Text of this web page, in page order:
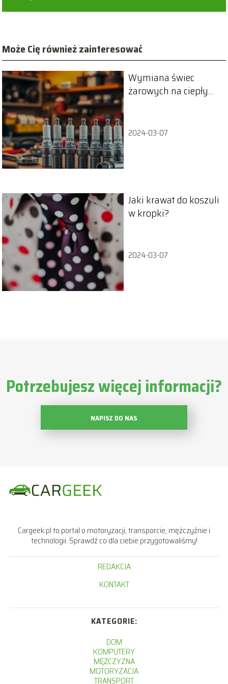
Może Cię również zainteresować
Wymiana świec
żarowych na ciepłym
2024-03-07
Jaki krawat do koszuli
w kropki?
2024-03-07
Potrzebujesz więcej informacji?
NAPISZ DO NAS
Cargeek.pl to portal o motoryzacji, transporcie, mężczyźnie i
technologii. Sprawdź co dla ciebie przygotowaliśmy!
REDAKCJA
KONTAKT
KATEGORIE:
DOM
KOMPUTERY
MĘŻCZYZNA
MOTORYZACJA
TRANSPORT